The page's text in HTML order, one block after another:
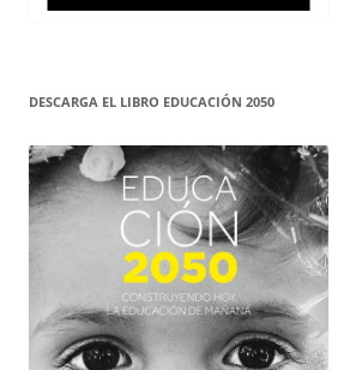
DESCARGA EL LIBRO EDUCACIÓN 2050